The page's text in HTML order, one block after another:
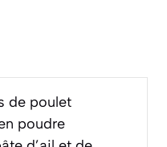
de poulet
poudre